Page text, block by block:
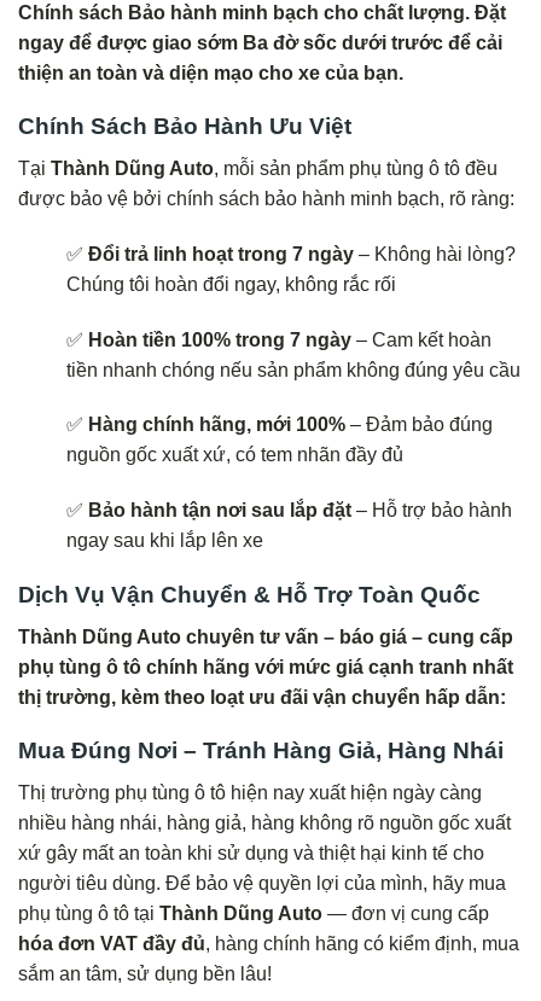
Chính sách Bảo hành minh bạch cho chất lượng. Đặt
ngay để được giao sớm Ba đờ sốc dưới trước để cải
thiện an toàn và diện mạo cho xe của bạn.
Chính Sách Bảo Hành Ưu Việt
Tại Thành Dũng Auto, mỗi sản phẩm phụ tùng ô tô đều
được bảo vệ bởi chính sách bảo hành minh bạch, rõ ràng:
✅ Đổi trả linh hoạt trong 7 ngày – Không hài lòng?
Chúng tôi hoàn đổi ngay, không rắc rối
✅ Hoàn tiền 100% trong 7 ngày – Cam kết hoàn
tiền nhanh chóng nếu sản phẩm không đúng yêu cầu
✅ Hàng chính hãng, mới 100% – Đảm bảo đúng
nguồn gốc xuất xứ, có tem nhãn đầy đủ
✅ Bảo hành tận nơi sau lắp đặt – Hỗ trợ bảo hành
ngay sau khi lắp lên xe
Dịch Vụ Vận Chuyển & Hỗ Trợ Toàn Quốc
Thành Dũng Auto chuyên tư vấn – báo giá – cung cấp
phụ tùng ô tô chính hãng với mức giá cạnh tranh nhất
thị trường, kèm theo loạt ưu đãi vận chuyển hấp dẫn:
Mua Đúng Nơi – Tránh Hàng Giả, Hàng Nhái
Thị trường phụ tùng ô tô hiện nay xuất hiện ngày càng
nhiều hàng nhái, hàng giả, hàng không rõ nguồn gốc xuất
xứ gây mất an toàn khi sử dụng và thiệt hại kinh tế cho
người tiêu dùng. Để bảo vệ quyền lợi của mình, hãy mua
phụ tùng ô tô tại Thành Dũng Auto — đơn vị cung cấp
hóa đơn VAT đầy đủ, hàng chính hãng có kiểm định, mua
sắm an tâm, sử dụng bền lâu!